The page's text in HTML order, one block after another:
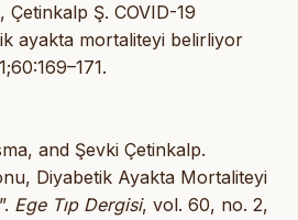
Ş. COVID-19
ayakta mortaliteyi belirliyor
and Şevki Çetinkalp.
Diyabetik Ayakta Mortaliteyi
Ege Tıp Dergisi, vol. 60, no. 2,